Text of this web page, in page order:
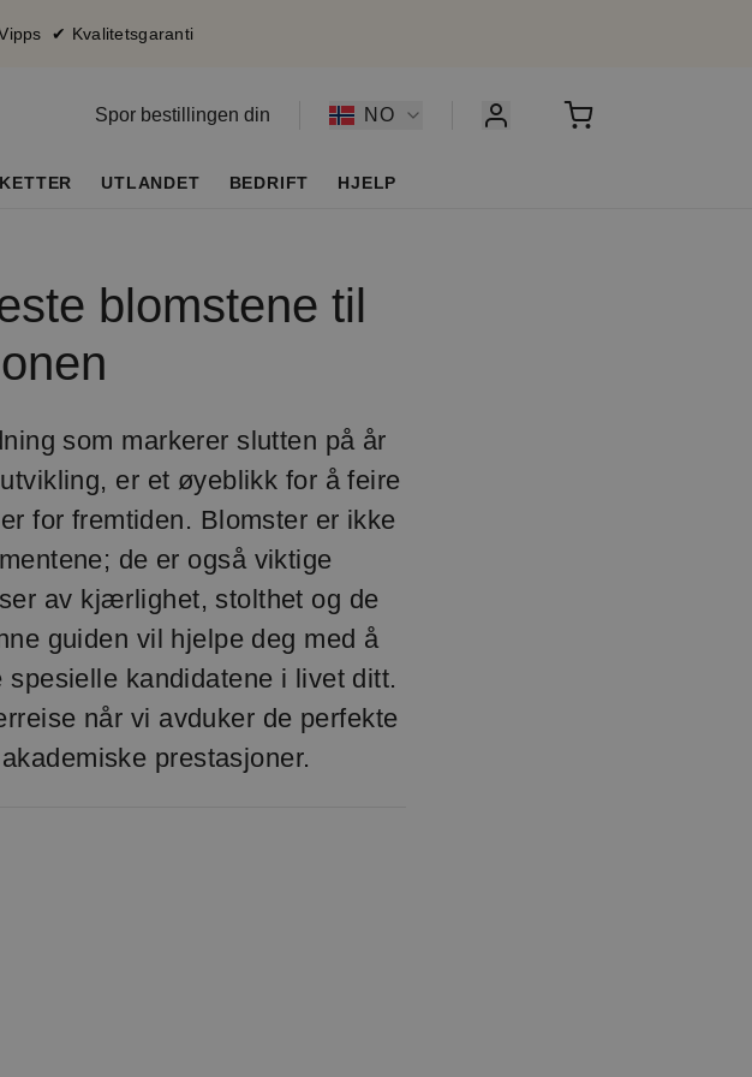
✔ Kvalitetsgaranti
Spor bestillingen din NO
UTLANDET BEDRIFT HJELP
blomstene til
som markerer slutten på år
er et øyeblikk for å feire
for fremtiden. Blomster er ikke
de ​​er også viktige
av kjærlighet, stolthet og de
guiden vil hjelpe deg med å
kandidatene i livet ditt.
når vi avduker de perfekte
prestasjoner.